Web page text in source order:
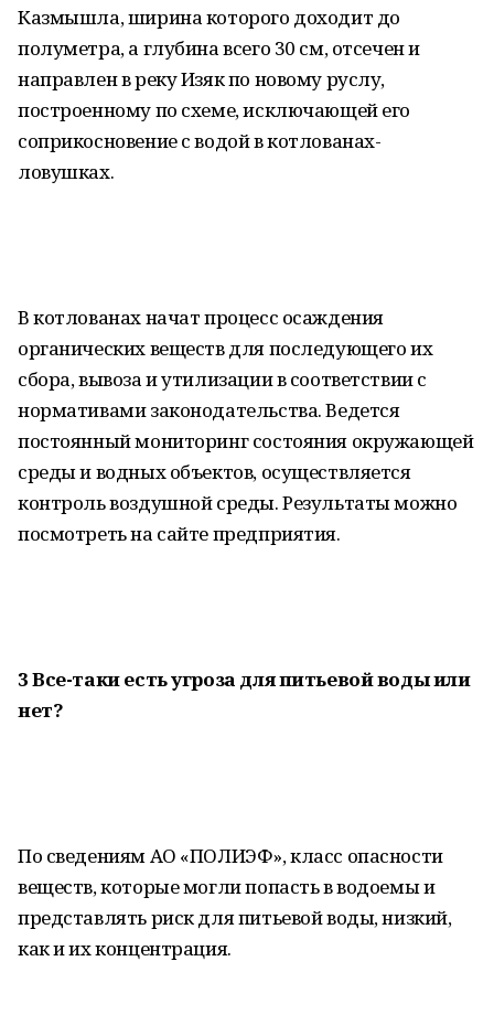
Казмышла, ширина которого доходит до
полуметра, а глубина всего 30 см, отсечен и
направлен в реку Изяк по новому руслу,
построенному по схеме, исключающей его
соприкосновение с водой в котлованах-
ловушках.
В котлованах начат процесс осаждения
органических веществ для последующего их
сбора, вывоза и утилизации в соответствии с
нормативами законодательства. Ведется
постоянный мониторинг состояния окружающей
среды и водных объектов, осуществляется
контроль воздушной среды. Результаты можно
посмотреть на сайте предприятия.
3 Все-таки есть угроза для питьевой воды или
нет?
По сведениям АО «ПОЛИЭФ», класс опасности
веществ, которые могли попасть в водоемы и
представлять риск для питьевой воды, низкий,
как и их концентрация.